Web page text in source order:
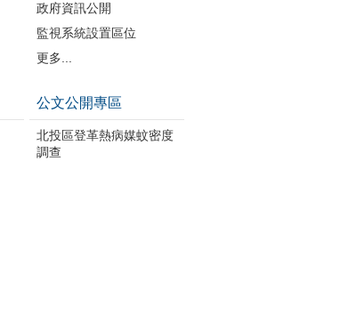
政府資訊公開
監視系統設置區位
更多...
公文公開專區
北投區登革熱病媒蚊密度
調查